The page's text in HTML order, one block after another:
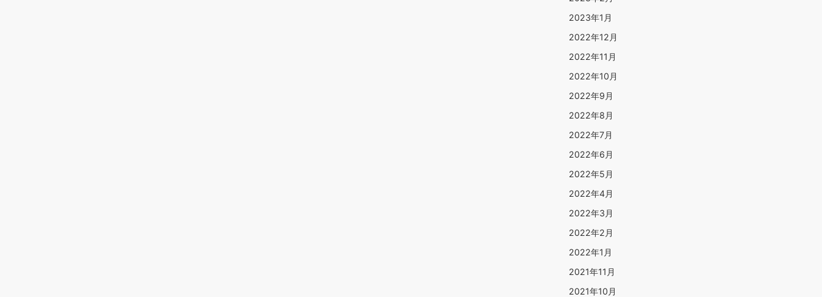
2023年1月
2022年12月
2022年11月
2022年10月
2022年9月
2022年8月
2022年7月
2022年6月
2022年5月
2022年4月
2022年3月
2022年2月
2022年1月
2021年11月
2021年10月